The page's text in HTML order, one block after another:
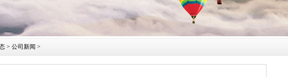
> 公司新闻 >